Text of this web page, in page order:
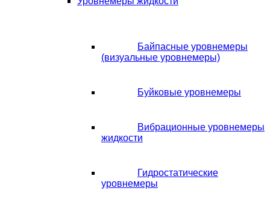
Байпасные уровнемеры
(визуальные уровнемеры)
Буйковые уровнемеры
Вибрационные уровнемеры
жидкости
Гидростатические
уровнемеры